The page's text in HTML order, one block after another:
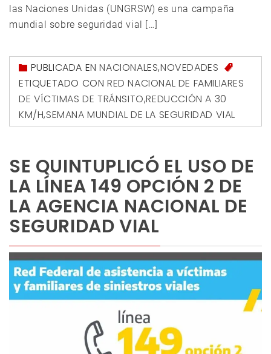
las Naciones Unidas (UNGRSW) es una campaña
mundial sobre seguridad vial […]
PUBLICADA ENNACIONALES,NOVEDADES
ETIQUETADO CON RED NACIONAL DE FAMILIARES
DE VÍCTIMAS DE TRÁNSITO,REDUCCIÓN A 30
KM/H,SEMANA MUNDIAL DE LA SEGURIDAD VIAL
SE QUINTUPLICÓ EL USO DE
LA LÍNEA 149 OPCIÓN 2 DE
LA AGENCIA NACIONAL DE
SEGURIDAD VIAL